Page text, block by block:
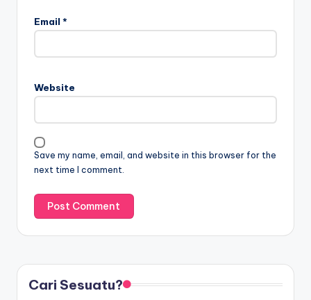
Email *
Website
Save my name, email, and website in this browser for the
next time I comment.
Cari Sesuatu?